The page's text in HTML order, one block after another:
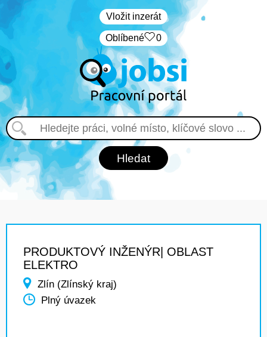
Vložit inzerát
Oblíbené 0
PRODUKTOVÝ INŽENÝR| OBLAST
ELEKTRO
Zlín (Zlínský kraj)
Plný úvazek